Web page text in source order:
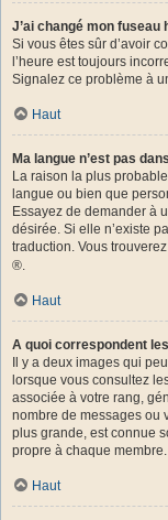
J’ai changé mon
Si vous êtes sûr d’avoir
l’heure est toujours
Signalez ce problème à
Haut
Ma langue n’est pas
La raison la plus
langue ou bien que
Essayez de demander à
désirée. Si elle n’existe
traduction. Vous
®.
Haut
A quoi correspondent
Il y a deux images qui
lorsque vous consultez
associée à votre rang,
nombre de messages ou
plus grande, est connue
propre à chaque membre.
Haut